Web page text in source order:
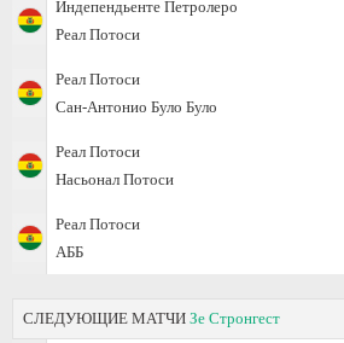
Индепендьенте Петролеро
Реал Потоси
Реал Потоси
Сан-Антонио Було Було
Реал Потоси
Насьонал Потоси
Реал Потоси
АББ
СЛЕДУЮЩИЕ МАТЧИ Зе Стронгест